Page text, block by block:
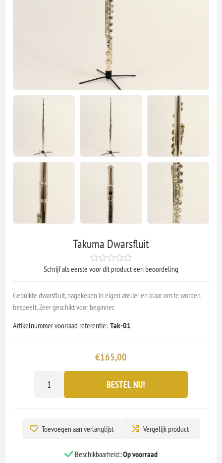
Takuma Dwarsfluit
Schrijf als eerste voor dit product een beoordeling
Gebuikte dwarsfluit, nagekeken in eigen atelier en klaar om te worden
bespeelt. Zeer geschikt voor beginner.
Artikelnummer voorraad referentie: Tak-01
€165,00
BESTEL NU!
Toevoegen aan verlanglijst Vergelijk product
Beschikbaarheid::Op voorraad